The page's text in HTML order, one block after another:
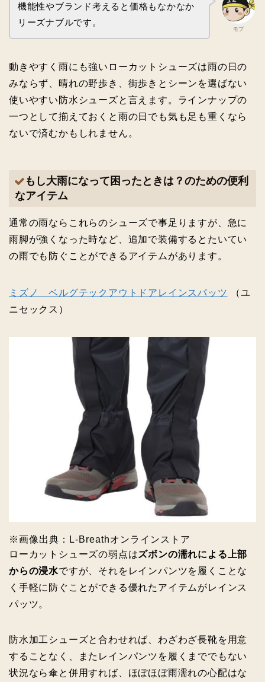
モブ
機能性やブランド考えると価格もなかなか
リーズナブルです。
動きやすく雨にも強いローカットシューズは雨の日の
みならず、晴れの野歩き、街歩きとシーンを選ばない
使いやすい防水シューズと言えます。ラインナップの
一つとして揃えておくと雨の日でも気も足も重くなら
ないで済むかもしれません。
もし大雨になって困ったときは？のための便利
なアイテム
通常の雨ならこれらのシューズで事足りますが、急に
雨脚が強くなった時など、追加で装備するとたいてい
の雨でも防ぐことができるアイテムがあります。
ミズノ ベルグテックアウトドアレインスパッツ
（ユ
ニセックス）
※画像出典：L‐Breathオンラインストア
ローカットシューズの弱点はズボンの濡れによる上部
からの浸水ですが、それをレインパンツを履くことな
く手軽に防ぐことができる優れたアイテムがレインス
パッツ。
防水加工シューズと合わせれば、わざわざ長靴を用意
することなく、またレインパンツを履くまででもない
状況なら傘と併用すれば、ほぼほぼ雨濡れの心配はな